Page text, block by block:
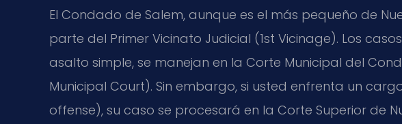
El Condado de Salem, aunque es el más pequeño de
parte del Primer Vicinato Judicial (1st Vicinage). Los
asalto simple, se manejan en la Corte Municipal del
Municipal Court). Sin embargo, si usted enfrenta un
offense), su caso se procesará en la Corte Superior de